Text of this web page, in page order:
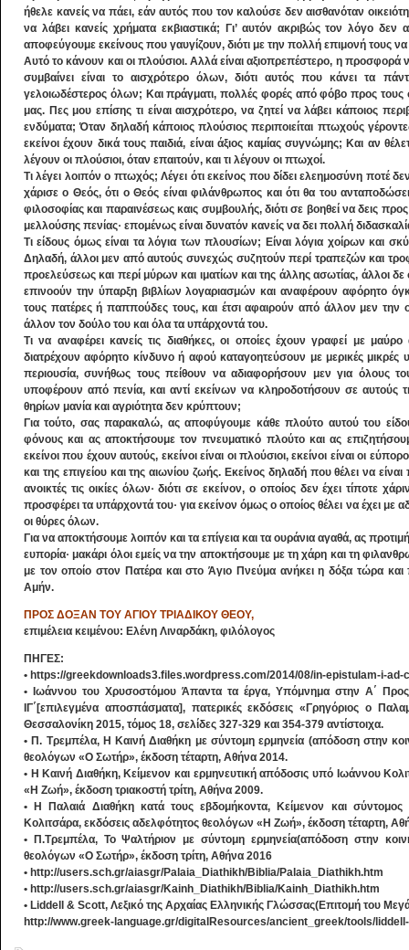
ήθελε κανείς να πάει, εάν αυτός που τον καλούσε δεν αισθανόταν
να λάβει κανείς χρήματα εκβιαστικά; Γι’ αυτόν ακριβώς τον λόγο
αποφεύγουμε εκείνους που γαυγίζουν, διότι με την πολλή επιμονή τους
Αυτό το κάνουν και οι πλούσιοι. Αλλά είναι αξιοπρεπέστερο, η
συμβαίνει είναι το αισχρότερο όλων, διότι αυτός που κάνει τα
γελοιωδέστερος όλων; Και πράγματι, πολλές φορές από φόβο προς τους
μας. Πες μου επίσης τι είναι αισχρότερο, να ζητεί να λάβει κάποιος
ενδύματα; Όταν δηλαδή κάποιος πλούσιος περιποιείται πτωχούς
εκείνοι έχουν δικά τους παιδιά, είναι άξιος καμίας συγνώμης; Και αν
λέγουν οι πλούσιοι, όταν επαιτούν, και τι λέγουν οι πτωχοί.
Τι λέγει λοιπόν ο πτωχός; Λέγει ότι εκείνος που δίδει ελεημοσύνη ποτέ
χάρισε ο Θεός, ότι ο Θεός είναι φιλάνθρωπος και ότι θα του
φιλοσοφίας και παραινέσεως καις συμβουλής, διότι σε βοηθεί να δεις
μελλούσης πενίας· επομένως είναι δυνατόν κανείς να δει πολλή
Τι είδους όμως είναι τα λόγια των πλουσίων; Είναι λόγια χοίρων και
Δηλαδή, άλλοι μεν από αυτούς συνεχώς συζητούν περί τραπεζών και
προελεύσεως και περί μύρων και ιματίων και της άλλης ασωτίας, άλλοι
επινοούν την ύπαρξη βιβλίων λογαριασμών και αναφέρουν αφόρητο
τους πατέρες ή παππούδες τους, και έτσι αφαιρούν από άλλον μεν την
άλλον τον δούλο του και όλα τα υπάρχοντά του.
Τι να αναφέρει κανείς τις διαθήκες, οι οποίες έχουν γραφεί με
διατρέχουν αφόρητο κίνδυνο ή αφού καταγοητεύσουν με μερικές
περιουσία, συνήθως τους πείθουν να αδιαφορήσουν μεν για όλους
υποφέρουν από πενία, και αντί εκείνων να κληροδοτήσουν σε αυτούς
θηρίων μανία και αγριότητα δεν κρύπτουν;
Για τούτο, σας παρακαλώ, ας αποφύγουμε κάθε πλούτο αυτού του
φόνους και ας αποκτήσουμε τον πνευματικό πλούτο και ας
εκείνοι που έχουν αυτούς, εκείνοι είναι οι πλούσιοι, εκείνοι είναι οι
και της επιγείου και της αιωνίου ζωής. Εκείνος δηλαδή που θέλει να
ανοικτές τις οικίες όλων· διότι σε εκείνον, ο οποίος δεν έχει τίποτε
προσφέρει τα υπάρχοντά του· για εκείνον όμως ο οποίος θέλει να έχει με
οι θύρες όλων.
Για να αποκτήσουμε λοιπόν και τα επίγεια και τα ουράνια αγαθά, ας
ευπορία· μακάρι όλοι εμείς να την αποκτήσουμε με τη χάρη και τη
με τον οποίο στον Πατέρα και στο Άγιο Πνεύμα ανήκει η δόξα τώρα
Αμήν.
ΠΡΟΣ ΔΟΞΑΝ ΤΟΥ ΑΓΙΟΥ ΤΡΙΑΔΙΚΟΥ ΘΕΟΥ,
επιμέλεια κειμένου: Ελένη Λιναρδάκη, φιλόλογος
ΠΗΓΕΣ:
• https://greekdownloads3.files.wordpress.com/2014/08/in-epistulam-i-ad-
• Ιωάννου του Χρυσοστόμου Άπαντα τα έργα, Υπόμνημα στην Α΄ Προς
ΙΓ΄[επιλεγμένα αποσπάσματα], πατερικές εκδόσεις «Γρηγόριος ο
Θεσσαλονίκη 2015, τόμος 18, σελίδες 327-329 και 354-379 αντίστοιχα.
• Π. Τρεμπέλα, Η Καινή Διαθήκη με σύντομη ερμηνεία (απόδοση στην
θεολόγων «Ο Σωτήρ», έκδοση τέταρτη, Αθήνα 2014.
• Η Καινή Διαθήκη, Κείμενον και ερμηνευτική απόδοσις υπό Ιωάννου
«Η Ζωή», έκδοση τριακοστή τρίτη, Αθήνα 2009.
• Η Παλαιά Διαθήκη κατά τους εβδομήκοντα, Κείμενον και
Κολιτσάρα, εκδόσεις αδελφότητος θεολόγων «Η Ζωή», έκδοση τέταρτη,
• Π.Τρεμπέλα, Το Ψαλτήριον με σύντομη ερμηνεία(απόδοση στην
θεολόγων «Ο Σωτήρ», έκδοση τρίτη, Αθήνα 2016
• http://users.sch.gr/aiasgr/Palaia_Diathikh/Biblia/Palaia_Diathikh.htm
• http://users.sch.gr/aiasgr/Kainh_Diathikh/Biblia/Kainh_Diathikh.htm
• Liddell & Scott, Λεξικό της Αρχαίας Ελληνικής Γλώσσας(Επιτομή του
http://www.greek-language.gr/digitalResources/ancient_greek/tools/